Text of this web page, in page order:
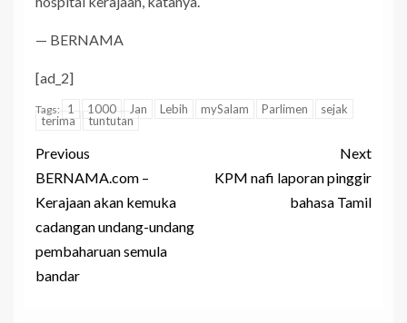
— BERNAMA
[ad_2]
Tags: 1 1000 Jan Lebih mySalam Parlimen
sejak
terima
tuntutan
Previous
BERNAMA.com –
Kerajaan akan kemuka
cadangan undang-undang
pembaharuan semula
bandar
Next
KPM nafi laporan pinggir
bahasa Tamil